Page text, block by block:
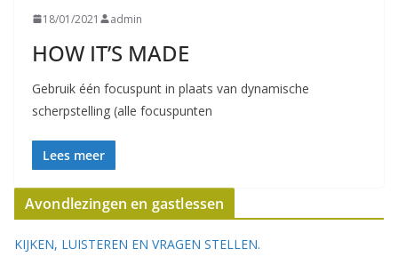
18/01/2021 admin
HOW IT’S MADE
Gebruik één focuspunt in plaats van dynamische
scherpstelling (alle focuspunten
Lees meer
Avondlezingen en gastlessen
KIJKEN, LUISTEREN EN VRAGEN STELLEN.